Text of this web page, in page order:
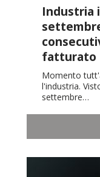
Industria
fatturato
Momento
l'industria.
settembre…